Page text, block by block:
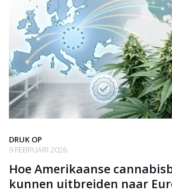
DRUK OP
9 FEBRUARI 2026
Hoe Amerikaanse
kunnen uitbreiden naar